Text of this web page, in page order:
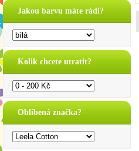
Jakou barvu máte rádi?
Kolik chcete utratit?
Oblíbená značka?